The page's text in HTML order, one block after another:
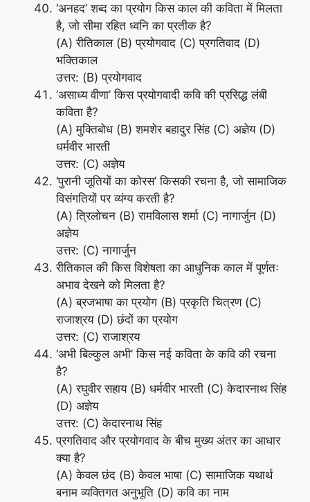
‘अनहद’ शब्द का प्रयोग किस काल की कविता में मिलता
है, जो सीमा रहित ध्वनि का प्रतीक है?
(A) रीतिकाल (B) प्रयोगवाद (C) प्रगतिवाद (D)
भक्तिकाल
उत्तर: (B) प्रयोगवाद
‘असाध्य वीणा’ किस प्रयोगवादी कवि की प्रसिद्ध लंबी
कविता है?
(A) मुक्तिबोध (B) शमशेर बहादुर सिंह (C) अज्ञेय (D)
धर्मवीर भारती
उत्तर: (C) अज्ञेय
‘पुरानी जूतियों का कोरस’ किसकी रचना है, जो सामाजिक
विसंगतियों पर व्यंग्य करती है?
(A) त्रिलोचन (B) रामविलास शर्मा (C) नागार्जुन (D)
अज्ञेय
उत्तर: (C) नागार्जुन
रीतिकाल की किस विशेषता का आधुनिक काल में पूर्णतः
अभाव देखने को मिलता है?
(A) ब्रजभाषा का प्रयोग (B) प्रकृति चित्रण (C)
राजाश्रय (D) छंदों का प्रयोग
उत्तर: (C) राजाश्रय
‘अभी बिल्कुल अभी’ किस नई कविता के कवि की रचना
है?
(A) रघुवीर सहाय (B) धर्मवीर भारती (C) केदारनाथ सिंह
(D) अज्ञेय
उत्तर: (C) केदारनाथ सिंह
प्रगतिवाद और प्रयोगवाद के बीच मुख्य अंतर का आधार
क्या है?
(A) केवल छंद (B) केवल भाषा (C) सामाजिक यथार्थ
बनाम व्यक्तिगत अनुभूति (D) कवि का नाम